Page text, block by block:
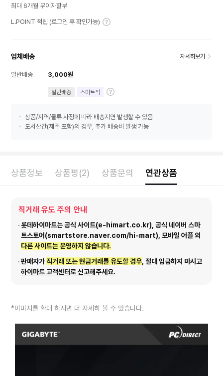
최대 6개월 무이자할부
L.POINT 적립 (로그인 후 확인가능)
업체배송 자세히보기
일반배송 3,000원
일반배송 스마트픽
상품/지역/물류 사정에 따라 배송지연 발생할 수 있음
도서산간(제주 포함)의 경우, 추가 배송비 발생 가능
상품정보 상품평(2) 상품문의 연관상품
직거래 유도 주의 안내
롯데하이마트는 공식 사이트(e-himart.co.kr), 공식 네이버 스마
트스토어(smartstore.naver.com/hi-mart), 모바일 어플 외
다른 사이트는 운영하지 않습니다.
판매자가직거래 또는 현금거래를 유도할 경우 , 절대 입금하지 마시고
하이마트 고객센터로 신고해주세요.
*이미지를 확대 하시면 더 자세히 볼 수 있습니다.